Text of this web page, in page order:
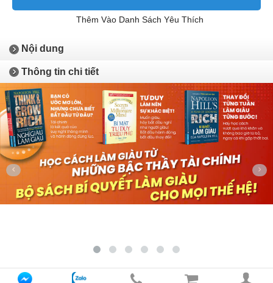
Thêm Vào Danh Sách Yêu Thích
Nội dung
Thông tin chi tiết